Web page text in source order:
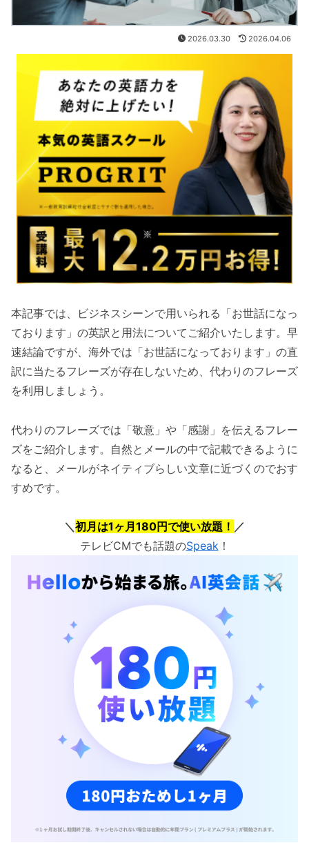
2026.03.30 2026.04.06
本記事では、ビジネスシーンで用いられる「お世話になっ
ております」の英訳と用法についてご紹介いたします。早
速結論ですが、海外では「お世話になっております」の直
訳に当たるフレーズが存在しないため、代わりのフレーズ
を利用しましょう。
代わりのフレーズでは「敬意」や「感謝」を伝えるフレー
ズをご紹介します。自然とメールの中で記載できるように
なると、メールがネイティブらしい文章に近づくのでおす
すめです。
＼初月は1ヶ月180円で使い放題！ ／
テレビCMでも話題のSpeak！